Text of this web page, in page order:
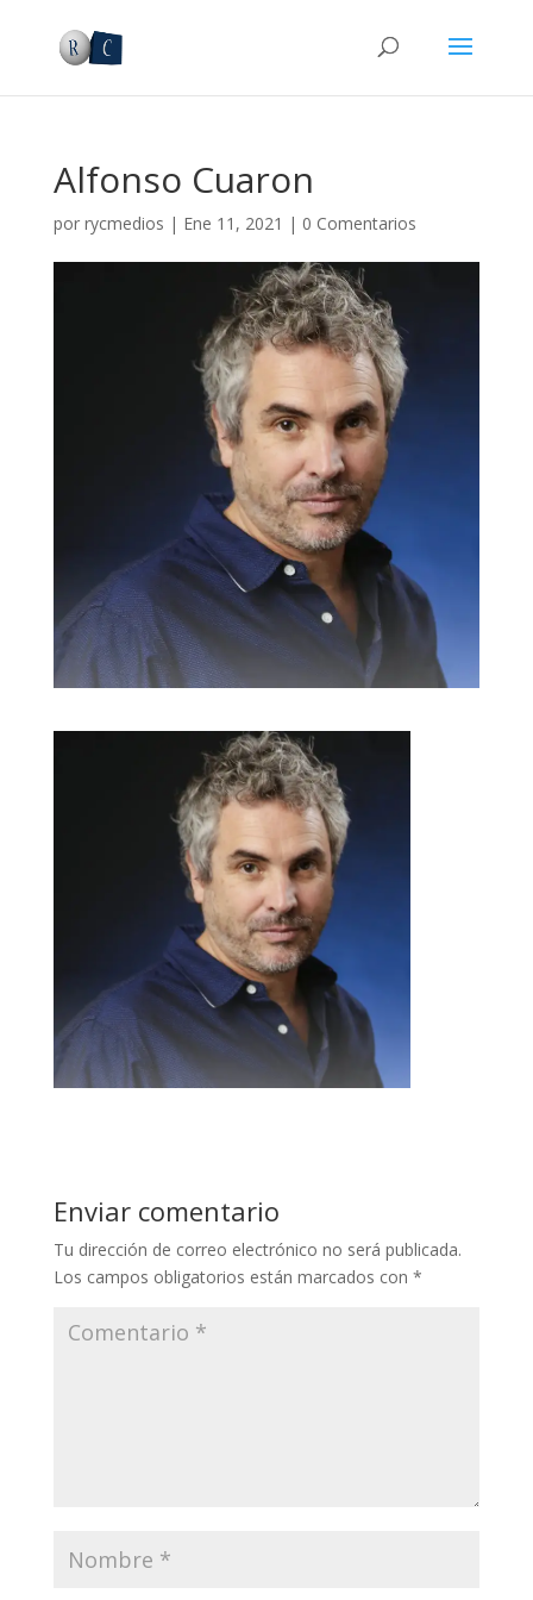
Alfonso Cuaron
por rycmedios | Ene 11, 2021 | 0 Comentarios
Enviar comentario
Tu dirección de correo electrónico no será publicada.
Los campos obligatorios están marcados con *